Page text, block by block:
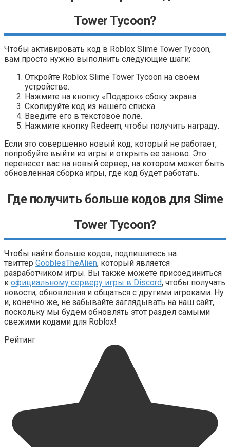
Tower Tycoon?
Чтобы активировать код в Roblox Slime Tower Tycoon,
вам просто нужно выполнить следующие шаги:
Откройте Roblox Slime Tower Tycoon на своем
устройстве.
Нажмите на кнопку «Подарок» сбоку экрана.
Скопируйте код из нашего списка
Введите его в текстовое поле.
Нажмите кнопку Redeem, чтобы получить награду.
Если это совершенно новый код, который не работает,
попробуйте выйти из игры и открыть ее заново. Это
перенесет вас на новый сервер, на котором может быть
обновленная сборка игры, где код будет работать.
Где получить больше кодов для Slime
Tower Tycoon?
Чтобы найти больше кодов, подпишитесь на
твиттер GooblesTheAlien, который является
разработчиком игры. Вы также можете присоединиться
к официальному серверу игры в Discord, чтобы получать
новости, обновления и общаться с другими игроками. Ну
и, конечно же, не забывайте заглядывать на наш сайт,
поскольку мы будем обновлять этот раздел самыми
свежими кодами для Roblox!
Рейтинг